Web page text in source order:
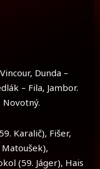
Dunda –
– Fila, Jambor.
Novotný.
Karalič), Fišer,
(59. Jáger), Hais